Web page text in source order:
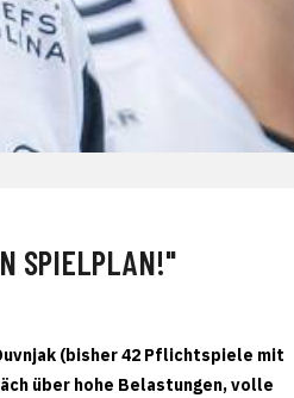
SPIELPLAN!"
(bisher 42 Pflichtspiele mit
über hohe Belastungen, volle